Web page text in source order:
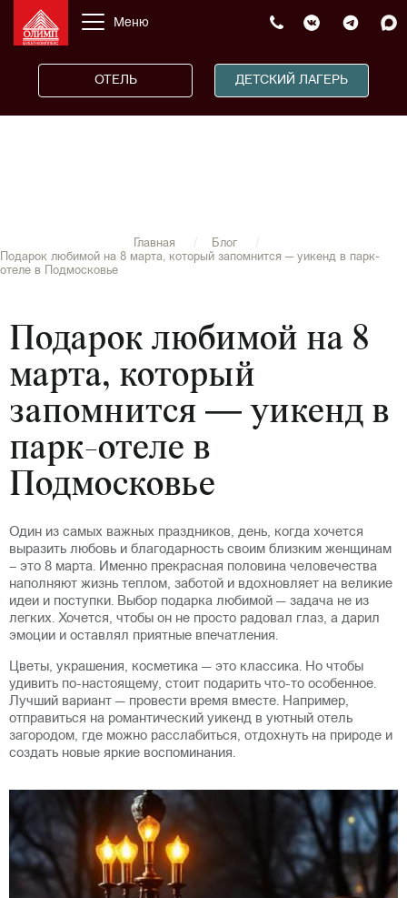
Меню
ОТЕЛЬ ДЕТСКИЙ ЛАГЕРЬ
Главная
Блог
Подарок любимой на 8 марта, который запомнится — уикенд в парк-
отеле в Подмосковье
Подарок любимой на 8
марта, который
запомнится — уикенд в
парк-отеле в
Подмосковье
Один из самых важных праздников, день, когда хочется
выразить любовь и благодарность своим близким женщинам
– это 8 марта. Именно прекрасная половина человечества
наполняют жизнь теплом, заботой и вдохновляет на великие
идеи и поступки. Выбор подарка любимой — задача не из
легких. Хочется, чтобы он не просто радовал глаз, а дарил
эмоции и оставлял приятные впечатления.
Цветы, украшения, косметика — это классика. Но чтобы
удивить по-настоящему, стоит подарить что-то особенное.
Лучший вариант — провести время вместе. Например,
отправиться на романтический уикенд в уютный отель
загородом, где можно расслабиться, отдохнуть на природе и
создать новые яркие воспоминания.